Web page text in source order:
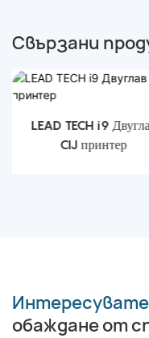
Свързани
LEAD TECH i9
CIJ принтер
Интересувате
обаждане от